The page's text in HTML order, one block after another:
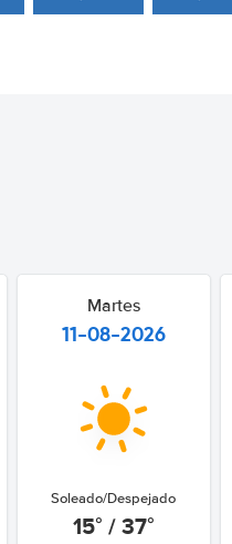
Martes
11-08-2026
Soleado/Despejado
15° / 37°